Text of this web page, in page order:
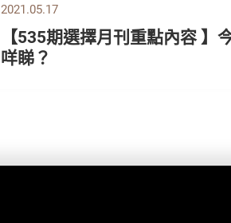
2021.05.17
【535期選擇月刊重點內容 】
咩睇？